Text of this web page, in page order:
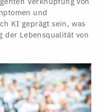
und
KI geprägt sein, was
der Lebensqualität von